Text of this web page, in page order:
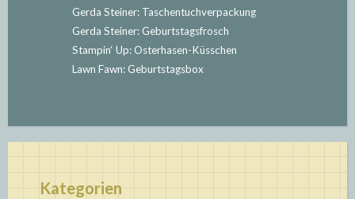
Gerda Steiner: Taschentuchverpackung
Gerda Steiner: Geburtstagsfrosch
Stampin‘ Up: Osterhasen-Küsschen
Lawn Fawn: Geburtstagsbox
Kategorien